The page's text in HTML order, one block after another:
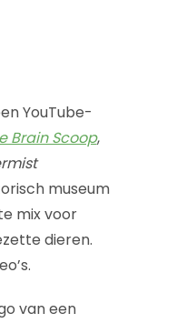
YouTube-
Brain Scoop,
museum
mix voor
dieren.
van een